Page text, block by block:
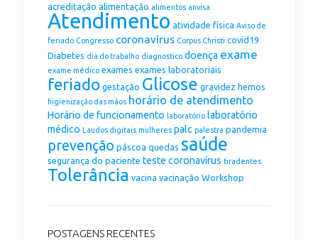
acreditação alimentação alimentos anvisa
Atendimento atividade física Aviso de
feriado Congresso coronavírus Corpus Christi covid19
Diabetes dia do trabalho diagnostico doença exame
exame médico exames exames laboratoriais
feriado gestação Glicose gravidez hemos
higienização das mãos horário de atendimento
Horário de funcionamento laboratório laboratório
médico Laudos digitais mulheres palc palestra pandemia
prevenção páscoa quedas saúde
segurança do paciente teste coronavírus tiradentes
Tolerância vacina vacinação Workshop
POSTAGENS RECENTES